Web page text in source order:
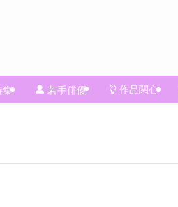
集 若手俳優 作品関心